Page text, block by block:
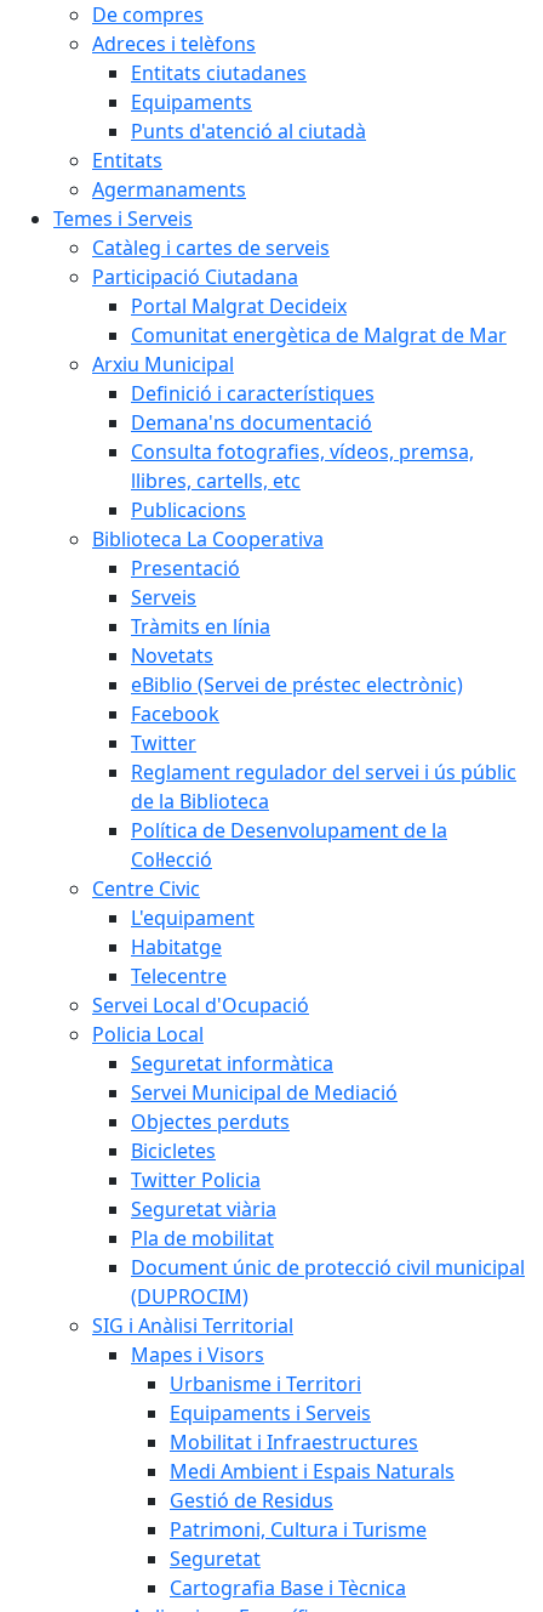
De compres
Adreces i telèfons
Entitats ciutadanes
Equipaments
Punts d'atenció al ciutadà
Entitats
Agermanaments
Temes i Serveis
Catàleg i cartes de serveis
Participació Ciutadana
Portal Malgrat Decideix
Comunitat energètica de Malgrat de Mar
Arxiu Municipal
Definició i característiques
Demana'ns documentació
Consulta fotografies, vídeos, premsa,
llibres, cartells, etc
Publicacions
Biblioteca La Cooperativa
Presentació
Serveis
Tràmits en línia
Novetats
eBiblio (Servei de préstec electrònic)
Facebook
Twitter
Reglament regulador del servei i ús públic
de la Biblioteca
Política de Desenvolupament de la
Col·lecció
Centre Civic
L'equipament
Habitatge
Telecentre
Servei Local d'Ocupació
Policia Local
Seguretat informàtica
Servei Municipal de Mediació
Objectes perduts
Bicicletes
Twitter Policia
Seguretat viària
Pla de mobilitat
Document únic de protecció civil municipal
(DUPROCIM)
SIG i Anàlisi Territorial
Mapes i Visors
Urbanisme i Territori
Equipaments i Serveis
Mobilitat i Infraestructures
Medi Ambient i Espais Naturals
Gestió de Residus
Patrimoni, Cultura i Turisme
Seguretat
Cartografia Base i Tècnica